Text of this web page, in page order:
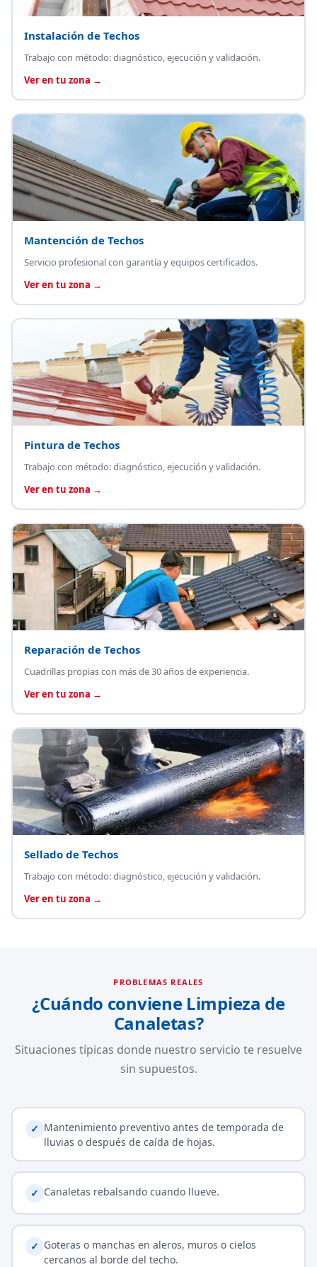
Instalación de Techos
Trabajo con método: diagnóstico, ejecución y validación.
Ver en tu zona →
Mantención de Techos
Servicio profesional con garantía y equipos certificados.
Ver en tu zona →
Pintura de Techos
Trabajo con método: diagnóstico, ejecución y validación.
Ver en tu zona →
Reparación de Techos
Cuadrillas propias con más de 30 años de experiencia.
Ver en tu zona →
Sellado de Techos
Trabajo con método: diagnóstico, ejecución y validación.
Ver en tu zona →
PROBLEMAS REALES
¿Cuándo conviene Limpieza de
Canaletas?
Situaciones típicas donde nuestro servicio te resuelve
sin supuestos.
✓ Mantenimiento preventivo antes de temporada de
lluvias o después de caída de hojas.
✓ Canaletas rebalsando cuando llueve.
✓ Goteras o manchas en aleros, muros o cielos
cercanos al borde del techo.